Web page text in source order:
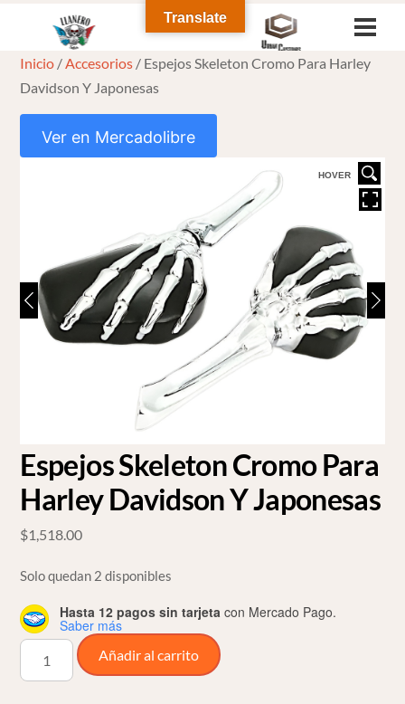
content
Inicio /Accesorios / Espejos Skeleton Cromo Para Harley
Davidson Y Japonesas
Ver en Mercadolibre
HOVER
Espejos Skeleton Cromo Para
Harley Davidson Y Japonesas
$1,518.00
Solo quedan 2 disponibles
Hasta 12 pagos sin tarjeta con Mercado Pago.
Saber más
Espejos
Skeleton
Añadir al carrito
Translate